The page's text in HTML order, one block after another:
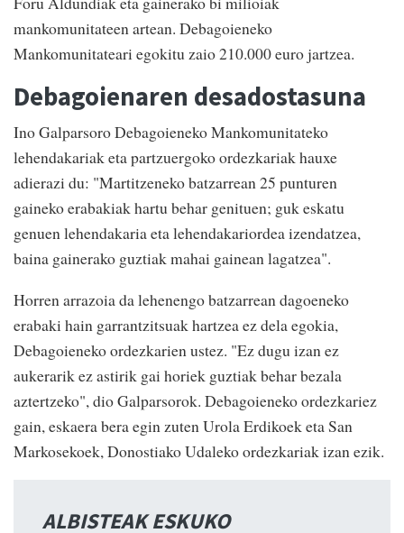
mankomunitateen artean. Debagoieneko
Mankomunitateari egokitu zaio 210.000 euro jartzea.
Debagoienaren desadostasuna
Ino Galparsoro Debagoieneko Mankomunitateko
lehendakariak eta partzuergoko ordezkariak hauxe
adierazi du: "Martitzeneko batzarrean 25 punturen
gaineko erabakiak hartu behar genituen; guk eskatu
genuen lehendakaria eta lehendakariordea izendatzea,
baina gainerako guztiak mahai gainean lagatzea".
Horren arrazoia da lehenengo batzarrean dagoeneko
erabaki hain garrantzitsuak hartzea ez dela egokia,
Debagoieneko ordezkarien ustez. "Ez dugu izan ez
aukerarik ez astirik gai horiek guztiak behar bezala
aztertzeko", dio Galparsorok. Debagoieneko ordezkariez
gain, eskaera bera egin zuten Urola Erdikoek eta San
Markosekoek, Donostiako Udaleko ordezkariak izan ezik.
ALBISTEAK ESKUKO